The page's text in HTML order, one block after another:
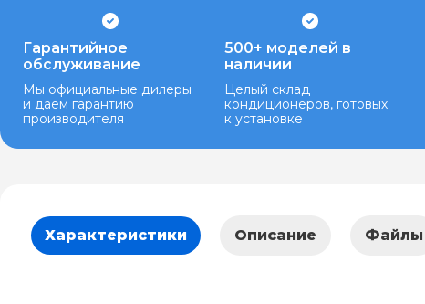
Гарантийное
обслуживание
Мы официальные дилеры
и даем гарантию
производителя
500+ моделей в
наличии
Целый склад
кондиционеров, готовых
к установке
Характеристики Описание Файлы